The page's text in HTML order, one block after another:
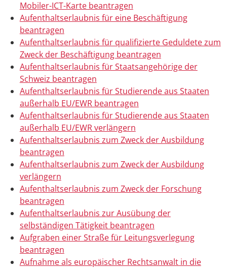
Mobiler-ICT-Karte beantragen
Aufenthaltserlaubnis für eine Beschäftigung
beantragen
Aufenthaltserlaubnis für qualifizierte Geduldete zum
Zweck der Beschäftigung beantragen
Aufenthaltserlaubnis für Staatsangehörige der
Schweiz beantragen
Aufenthaltserlaubnis für Studierende aus Staaten
außerhalb EU/EWR beantragen
Aufenthaltserlaubnis für Studierende aus Staaten
außerhalb EU/EWR verlängern
Aufenthaltserlaubnis zum Zweck der Ausbildung
beantragen
Aufenthaltserlaubnis zum Zweck der Ausbildung
verlängern
Aufenthaltserlaubnis zum Zweck der Forschung
beantragen
Aufenthaltserlaubnis zur Ausübung der
selbständigen Tätigkeit beantragen
Aufgraben einer Straße für Leitungsverlegung
beantragen
Aufnahme als europäischer Rechtsanwalt in die